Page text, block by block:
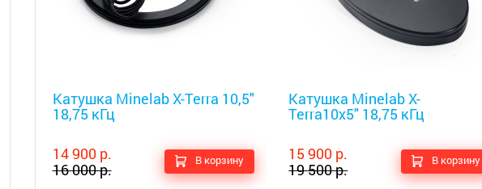
Катушка Minelab X-Terra 10,5"
18,75 кГц
14 900 р.
16 000 р.
В корзину
Катушка Minelab X-
Terra10х5" 18,75 кГц
15 900 р.
19 500 р.
В корзину